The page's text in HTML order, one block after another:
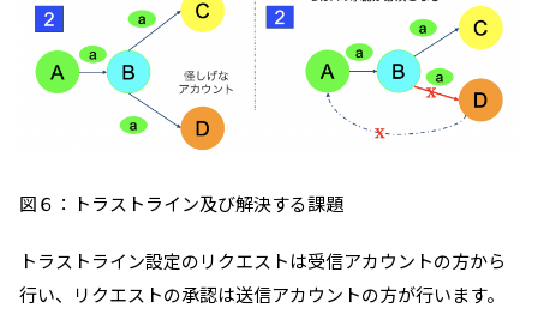
図６：トラストライン及び解決する課題
トラストライン設定のリクエストは受信アカウントの方から
行い、リクエストの承認は送信アカウントの方が行います。